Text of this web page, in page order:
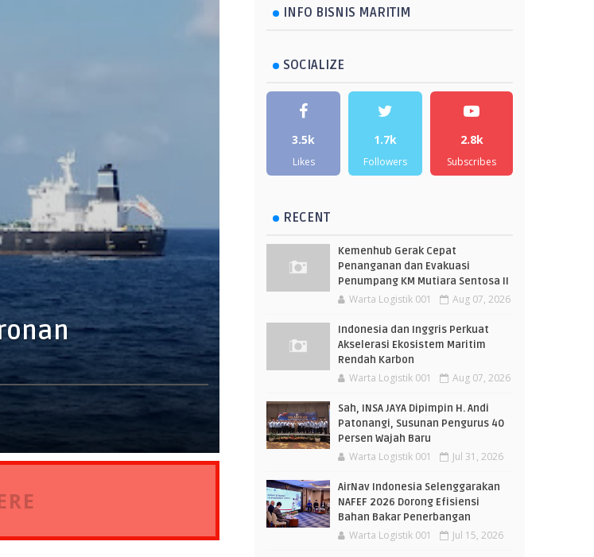
INFO BISNIS MARITIM
SOCIALIZE
3.5k
Likes
1.7k
Followers
2.8k
Subscribes
RECENT
Kemenhub Gerak Cepat
Penanganan dan Evakuasi
Penumpang KM Mutiara Sentosa II
Warta Logistik 001 Aug 07, 2026
Indonesia dan Inggris Perkuat
Akselerasi Ekosistem Maritim
Rendah Karbon
Warta Logistik 001 Aug 07, 2026
Sah, INSA JAYA Dipimpin H. Andi
Patonangi, Susunan Pengurus 40
Persen Wajah Baru
Warta Logistik 001 Jul 31, 2026
AirNav Indonesia Selenggarakan
NAFEF 2026 Dorong Efisiensi
Bahan Bakar Penerbangan
Warta Logistik 001 Jul 15, 2026